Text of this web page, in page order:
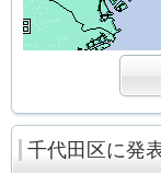
千代田区に発